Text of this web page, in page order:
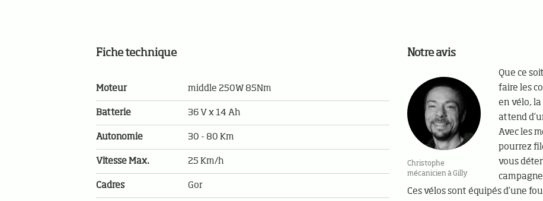
Fiche technique
Moteur middle 250W 85Nm
Batterie 36 V x 14 Ah
Autonomie 30 - 80 Km
Vitesse Max. 25 Km/h
Cadres Gor
Notre avis
Christophe
mécanicien à Gilly
Que ce
faire les
en vélo, la
attend
Avec les
pourrez
vous
Ces vélos sont équipés d’une